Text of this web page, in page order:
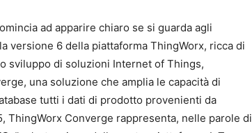
ad apparire chiaro se si guarda agli
versione 6 della piattaforma ThingWorx, ricca di
sviluppo di soluzioni Internet of Things,
una soluzione che amplia le capacità di
tutti i dati di prodotto provenienti da
ThingWorx Converge rappresenta, nelle parole di